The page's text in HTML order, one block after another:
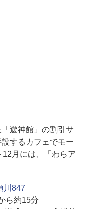
遊神館」の割引サ
するカフェでモー
月には、「わらア
川847
ら約15分